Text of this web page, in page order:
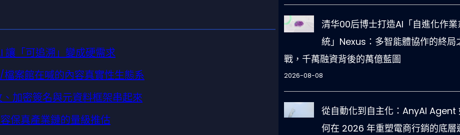
讓「可追溯」變成硬需求
案館在喊的內容真實性生態系
加密簽名與元資料框架串起來
保真產業鏈的量級推估
清华00后博士打造AI「自進化作業
統」Nexus：多智能體協作的終局
戰，千萬融資背後的萬億藍圖
2026-08-08
從自動化到自主化：AnyAI Agent
何在 2026 年重塑電商行銷的底層